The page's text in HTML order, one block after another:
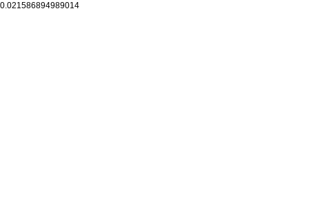
0.021586894989014